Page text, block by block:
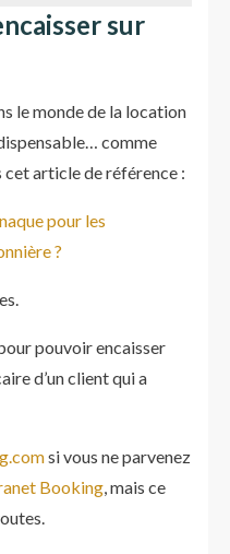
sur
le monde de la location
comme
article de référence :
pour les
?
pouvoir encaisser
d’un client qui a
si vous ne parvenez
Booking, mais ce